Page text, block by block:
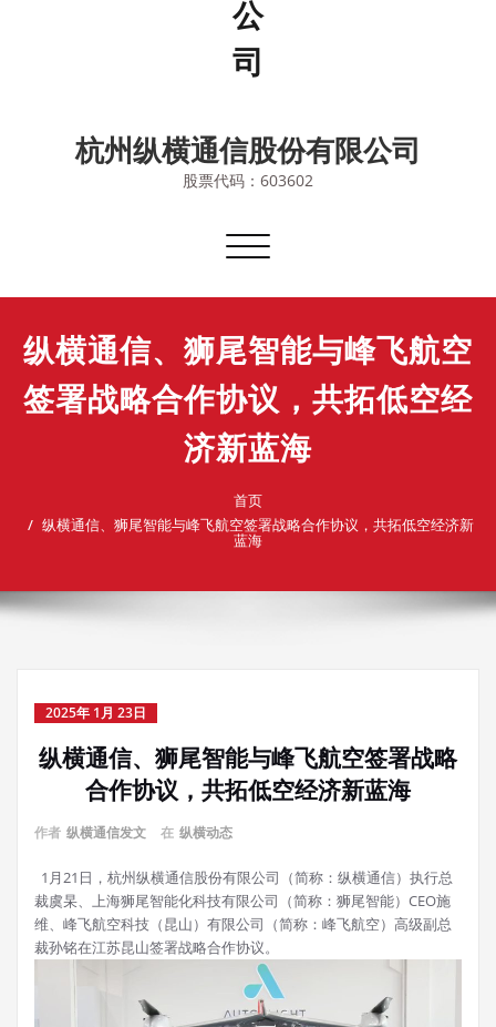
杭州纵横通信股份有限公司
股票代码：603602
切
导
纵横通信、狮尾智能与峰飞航空
签署战略合作协议，共拓低空经
济新蓝海
首页
纵横通信、狮尾智能与峰飞航空签署战略合作协议，共拓低空经济新
蓝海
2025年 1月 23日
纵横通信、狮尾智能与峰飞航空签署战略
合作协议，共拓低空经济新蓝海
作者 纵横通信发文 在 纵横动态
1月21日，杭州纵横通信股份有限公司（简称：纵横通信）执行总
裁虞杲、上海狮尾智能化科技有限公司（简称：狮尾智能）CEO施
维、峰飞航空科技（昆山）有限公司（简称：峰飞航空）高级副总
裁孙铭在江苏昆山签署战略合作协议。